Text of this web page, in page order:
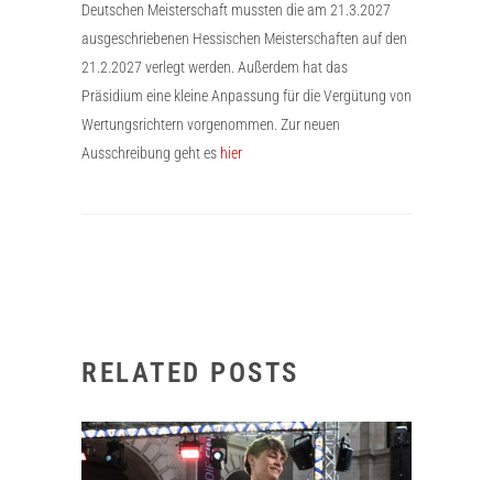
Deutschen Meisterschaft mussten die am 21.3.2027
ausgeschriebenen Hessischen Meisterschaften auf den
21.2.2027 verlegt werden. Außerdem hat das
Präsidium eine kleine Anpassung für die Vergütung von
Wertungsrichtern vorgenommen. Zur neuen
Ausschreibung geht es hier
RELATED POSTS